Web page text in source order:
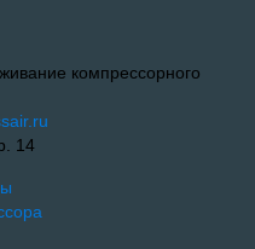
компрессорного
14